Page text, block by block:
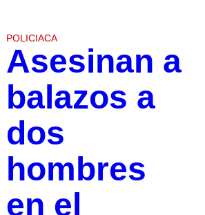
POLICIACA
Asesinan a
balazos a
dos
hombres
en el